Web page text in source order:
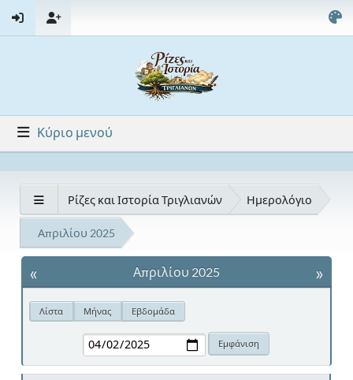
Κύριο μενού
Ρίζες και Ιστορία Τριγλιανών Ημερολόγιο
Απριλίου 2025
« »
Απριλίου 2025
Λίστα Μήνας Εβδομάδα